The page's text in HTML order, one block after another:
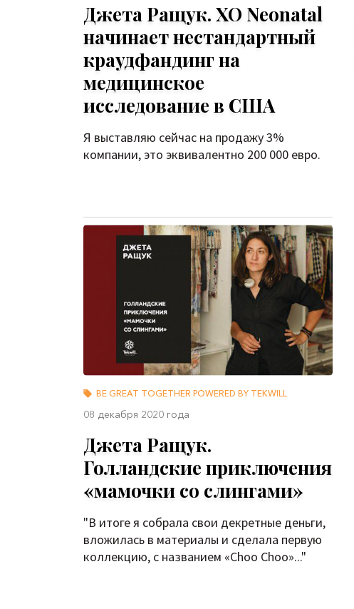
Джета Ращук. XO Neonatal
начинает нестандартный
краудфандинг на
медицинское
исследование в США
Я выставляю сейчас на продажу 3%
компании, это эквивалентно 200 000 евро.
BE GREAT TOGETHER POWERED BY TEKWILL
08 декабря 2020 года
Джета Ращук.
Голландские приключения
«мамочки со слингами»
"В итоге я собрала свои декретные деньги,
вложилась в материалы и сделала первую
коллекцию, с названием «Choo Choo»..."